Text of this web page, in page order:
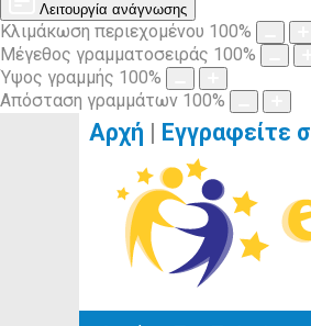
Λειτουργία ανάγνωσης
Κλιμάκωση περιεχομένου 100%
Μέγεθος γραμματοσειράς 100%
Ύψος γραμμής 100%
Απόσταση γραμμάτων 100%
Αρχή | Εγγραφείτε